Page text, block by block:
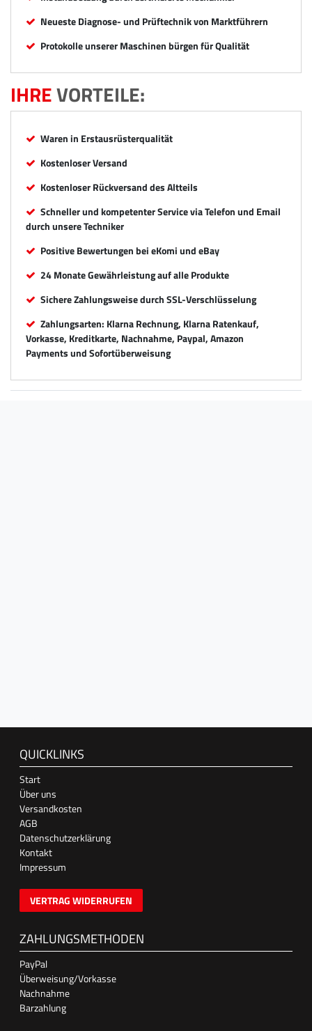
Neueste Diagnose- und Prüftechnik von Marktführern
Protokolle unserer Maschinen bürgen für Qualität
IHREVORTEILE:
Waren in Erstausrüsterqualität
Kostenloser Versand
Kostenloser Rückversand des Altteils
Schneller und kompetenter Service via Telefon und Email
durch unsere Techniker
Positive Bewertungen bei eKomi und eBay
24 Monate Gewährleistung auf alle Produkte
Sichere Zahlungsweise durch SSL-Verschlüsselung
Zahlungsarten: Klarna Rechnung, Klarna Ratenkauf,
Vorkasse, Kreditkarte, Nachnahme, Paypal, Amazon
Payments und Sofortüberweisung
QUICKLINKS
Start
Über uns
Versandkosten
AGB
Datenschutzerklärung
Kontakt
Impressum
VERTRAG WIDERRUFEN
ZAHLUNGSMETHODEN
PayPal
Überweisung/Vorkasse
Nachnahme
Barzahlung